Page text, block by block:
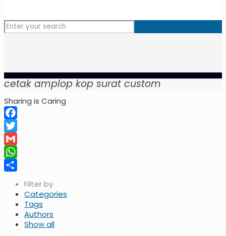
cetak amplop kop surat custom
Sharing is Caring
Facebook
Twitter
Gmail
WhatsApp
Filter by
Categories
Tags
Authors
Show all